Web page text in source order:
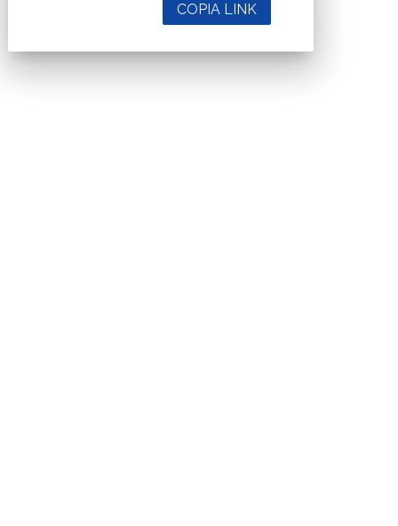
COPIA LINK